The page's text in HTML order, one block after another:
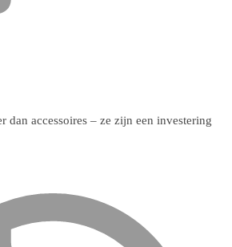
dan accessoires – ze zijn een investering